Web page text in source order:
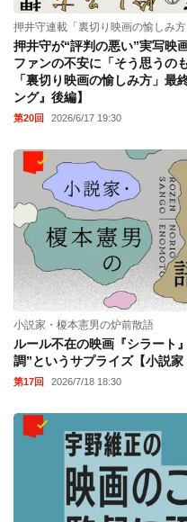
押井守連載「裏切り映画の愉しみ方
押井守が“評判の悪い”実写映
ファンの不安に「そう思うの
「裏切り映画の愉しみ方」最
ング』後編】
第20回 2026/6/17 19:30
小説家・榎本憲男の炉前散語
ルール不在の映画『シラート
調”というサプライズ【小説家
第17回 2026/7/18 18:30